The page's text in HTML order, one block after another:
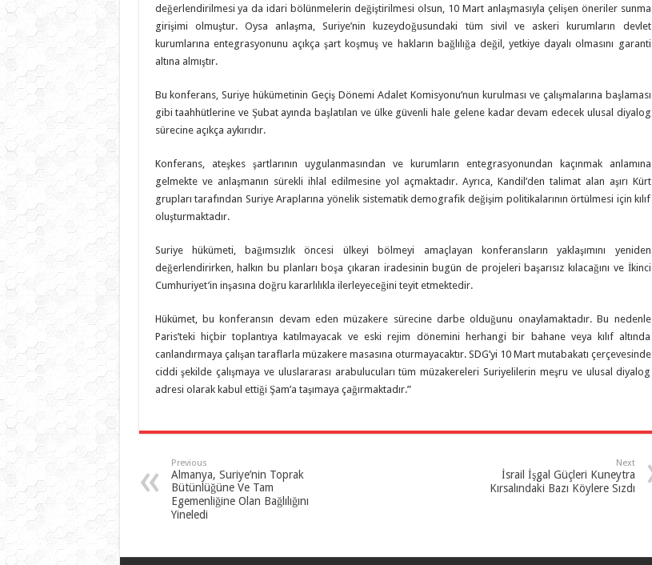
değerlendirilmesi ya da idari bölünmelerin değiştirilmesi olsun, 10 Mart anlaşmasıyla çelişen öneriler sunma
girişimi olmuştur. Oysa anlaşma, Suriye’nin kuzeydoğusundaki tüm sivil ve askeri kurumların devlet
kurumlarına entegrasyonunu açıkça şart koşmuş ve hakların bağlılığa değil, yetkiye dayalı olmasını garanti
altına almıştır.
Bu konferans, Suriye hükümetinin Geçiş Dönemi Adalet Komisyonu’nun kurulması ve çalışmalarına başlaması
gibi taahhütlerine ve Şubat ayında başlatılan ve ülke güvenli hale gelene kadar devam edecek ulusal diyalog
sürecine açıkça aykırıdır.
Konferans, ateşkes şartlarının uygulanmasından ve kurumların entegrasyonundan kaçınmak anlamına
gelmekte ve anlaşmanın sürekli ihlal edilmesine yol açmaktadır. Ayrıca, Kandil’den talimat alan aşırı Kürt
grupları tarafından Suriye Araplarına yönelik sistematik demografik değişim politikalarının örtülmesi için kılıf
oluşturmaktadır.
Suriye hükümeti, bağımsızlık öncesi ülkeyi bölmeyi amaçlayan konferansların yaklaşımını yeniden
değerlendirirken, halkın bu planları boşa çıkaran iradesinin bugün de projeleri başarısız kılacağını ve İkinci
Cumhuriyet’in inşasına doğru kararlılıkla ilerleyeceğini teyit etmektedir.
Hükümet, bu konferansın devam eden müzakere sürecine darbe olduğunu onaylamaktadır. Bu nedenle
Paris’teki hiçbir toplantıya katılmayacak ve eski rejim dönemini herhangi bir bahane veya kılıf altında
canlandırmaya çalışan taraflarla müzakere masasına oturmayacaktır. SDG’yi 10 Mart mutabakatı çerçevesinde
ciddi şekilde çalışmaya ve uluslararası arabulucuları tüm müzakereleri Suriyelilerin meşru ve ulusal diyalog
adresi olarak kabul ettiği Şam’a taşımaya çağırmaktadır.”
Previous
Almanya, Suriye’nin Toprak
Bütünlüğüne Ve Tam
Egemenliğine Olan Bağlılığını
Yineledi
Next
İsrail İşgal Güçleri Kuneytra
Kırsalındaki Bazı Köylere Sızdı